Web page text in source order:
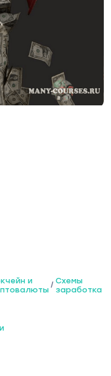
и
/ Схемы
заработка